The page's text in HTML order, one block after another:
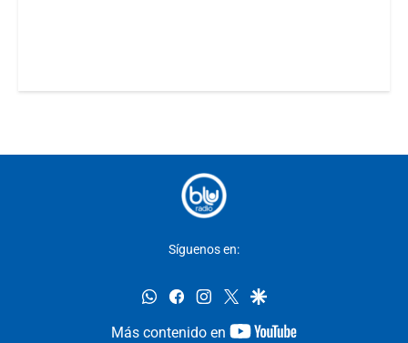
Síguenos en:
whatsappfacebookinstagram
twittergoogle
Más contenido en
youtube-